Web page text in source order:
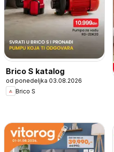
Brico S katalog
od ponedeljka 03.08.2026
Brico S